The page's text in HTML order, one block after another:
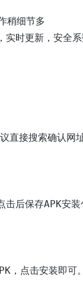
稍细节多
时更新，安全系
直接搜索确认网
后保存APK安装
，点击安装即可